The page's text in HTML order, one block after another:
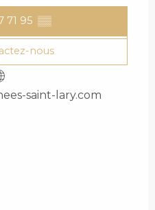
71 95 ▒▒
nous
saint-lary.com